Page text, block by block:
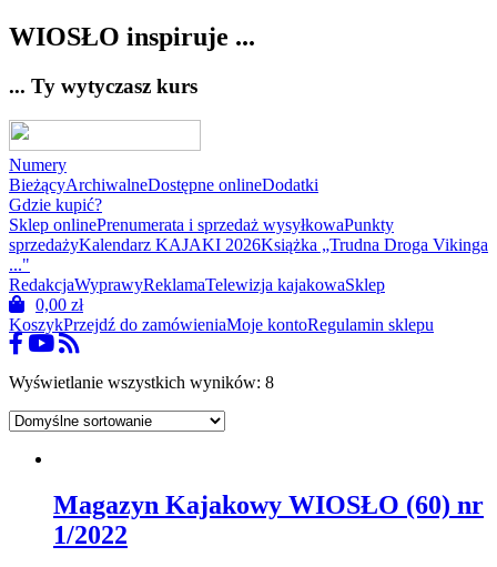
WIOSŁO inspiruje ...
... Ty wytyczasz kurs
Numery
BieżącyArchiwalneDostępne onlineDodatki
Gdzie kupić?
Sklep onlinePrenumerata i sprzedaż wysyłkowaPunkty
sprzedażyKalendarz KAJAKI 2026Książka „Trudna Droga Vikinga
..."
RedakcjaWyprawyReklamaTelewizja kajakowaSklep
0,00 zł
KoszykPrzejdź do zamówieniaMoje kontoRegulamin sklepu
Wyświetlanie wszystkich wyników: 8
Magazyn Kajakowy WIOSŁO (60) nr
1/2022